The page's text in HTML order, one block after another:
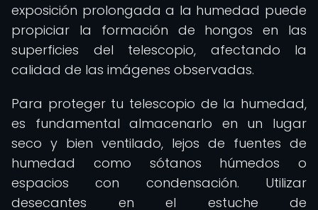
exposición prolongada a la humedad puede
propiciar la formación de hongos en las
superficies del telescopio, afectando la
calidad de las imágenes observadas.
Para proteger tu telescopio de la humedad,
es fundamental almacenarlo en un lugar
seco y bien ventilado, lejos de fuentes de
humedad como sótanos húmedos o
espacios con condensación. Utilizar
desecantes en el estuche de